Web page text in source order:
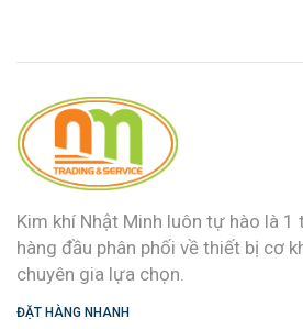
Kim khí Nhật Minh luôn tự hào là
hàng đầu phân phối về thiết bị cơ
chuyên gia lựa chọn.
ĐẶT HÀNG NHANH